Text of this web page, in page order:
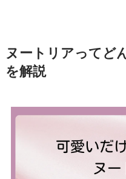
ヌートリアってど
を解説